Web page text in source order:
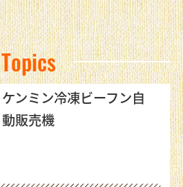
Topics
ケンミン冷凍ビーフン自
動販売機